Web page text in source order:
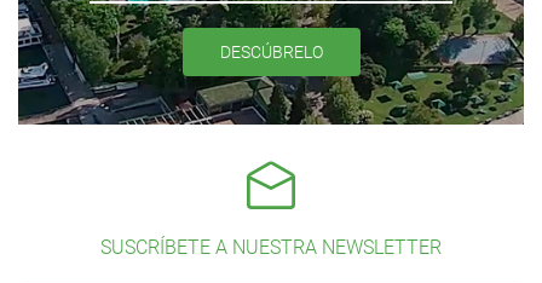
DESCÚBRELO
SUSCRÍBETE A NUESTRA NEWSLETTER